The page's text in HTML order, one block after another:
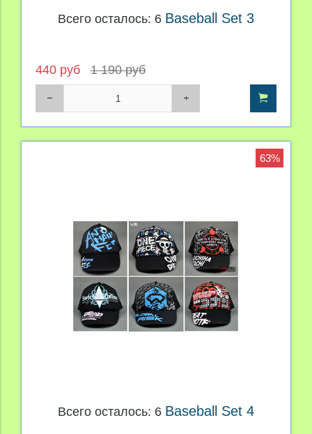
Всего осталось: 6 Baseball Set 3
440 руб 1 190 руб
63%
Всего осталось: 6 Baseball Set 4